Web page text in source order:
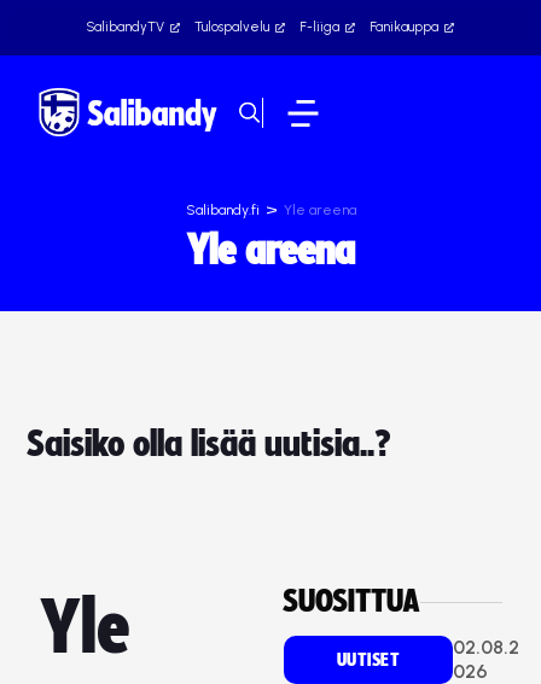
SalibandyTV Tulospalvelu F-liiga Fanikauppa
Salibandy.fi > Yle areena
Yle areena
Saisiko olla lisää uutisia..?
Yle
SUOSITTUA
UUTISET
02.08.2
026